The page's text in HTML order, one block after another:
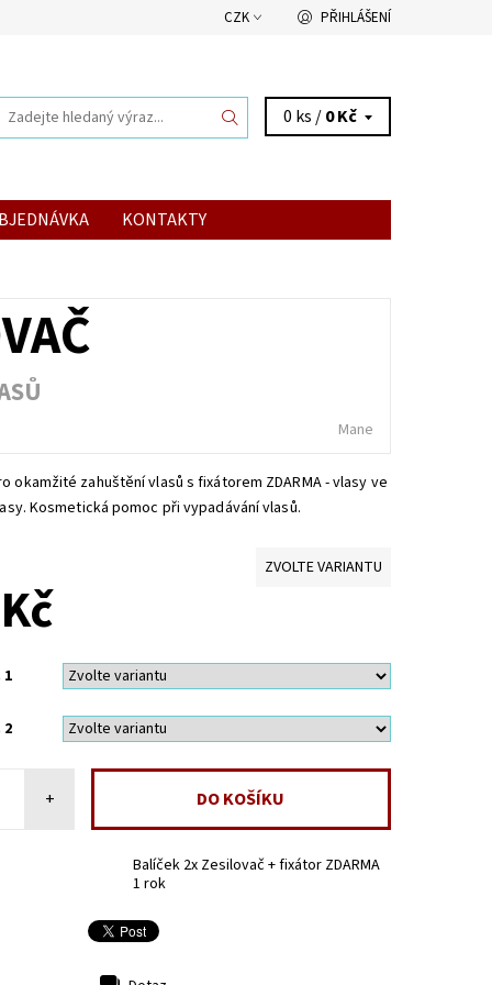
CZK PŘIHLÁŠENÍ
0 ks /0 Kč
KONTAKTY
Mane
okamžité zahuštění vlasů s fixátorem ZDARMA - vlasy ve
Kosmetická pomoc při vypadávání vlasů.
ZVOLTE VARIANTU
1
2
+
Balíček 2x Zesilovač + fixátor ZDARMA
1 rok